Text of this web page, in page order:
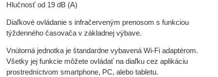
Hlučnosť od 19 dB (A)
Diaľkové ovládanie s infračerveným prenosom s funkciou
týždenného časovača v základnej výbave.
Vnútorná jednotka je štandardne vybavená Wi-Fi adaptérom.
Všetky jej funkcie môžete ovládať na diaľku cez aplikáciu
prostredníctvom smartphone, PC, alebo tabletu.